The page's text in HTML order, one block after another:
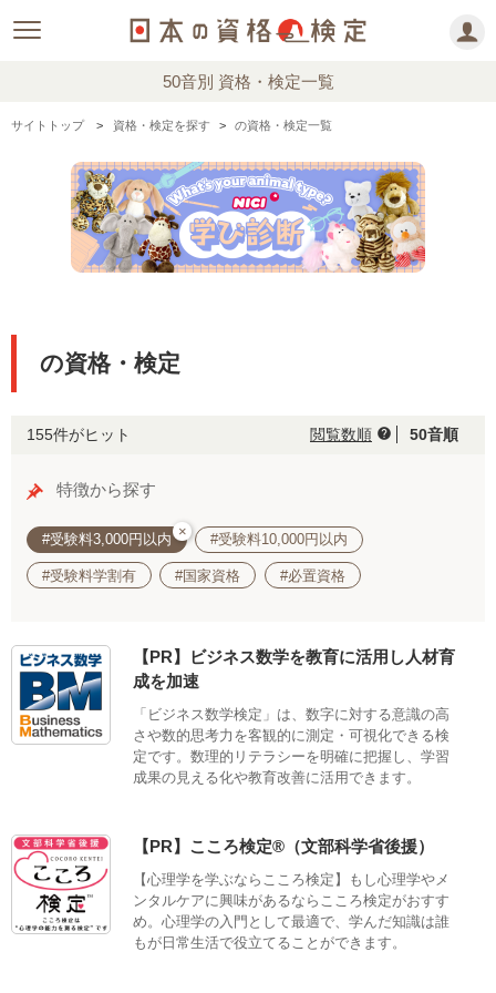
50音別 資格・検定一覧
サイトトップ 資格・検定を探す の資格・検定一覧
の資格・検定
155件がヒット 閲覧数順 help 50音順
特徴から探す
#受験料3,000円以内
×
#受験料10,000円以内
#受験料学割有 #国家資格 #必置資格
【PR】ビジネス数学を教育に活用し人材育
成を加速
「ビジネス数学検定」は、数字に対する意識の高
さや数的思考力を客観的に測定・可視化できる検
定です。数理的リテラシーを明確に把握し、学習
成果の見える化や教育改善に活用できます。
【PR】こころ検定®（文部科学省後援）
【心理学を学ぶならこころ検定】もし心理学やメ
ンタルケアに興味があるならこころ検定がおすす
め。心理学の入門として最適で、学んだ知識は誰
もが日常生活で役立てることができます。